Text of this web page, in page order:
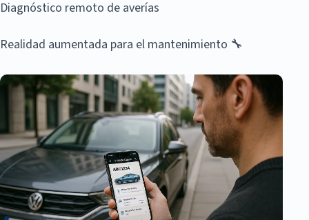
Diagnóstico remoto de averías
Realidad aumentada para el mantenimiento 🔧